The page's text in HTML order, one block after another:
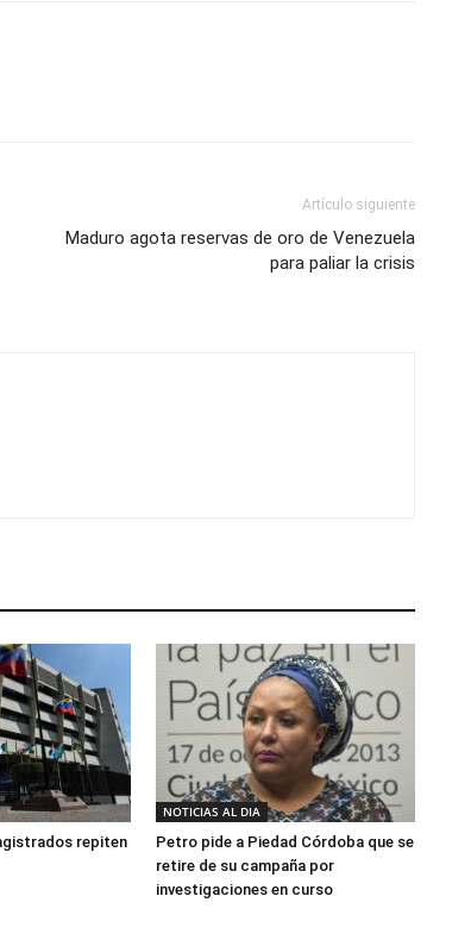
Artículo siguiente
Maduro agota reservas de oro de Venezuela
para paliar la crisis
repiten
NOTICIAS AL DIA
Petro pide a Piedad Córdoba que se
retire de su campaña por
investigaciones en curso